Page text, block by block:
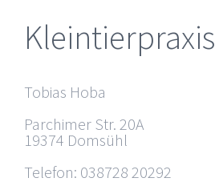
Kleintierpraxis
Tobias Hoba
Parchimer Str. 20A
19374 Domsühl
Telefon: 038728 20292